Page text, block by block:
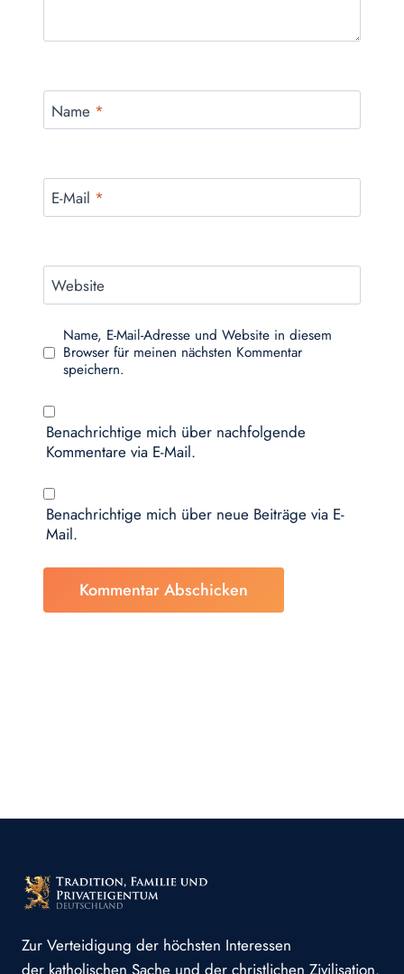
Name *
E-Mail *
Website
Name, E-Mail-Adresse und Website in diesem
Browser für meinen nächsten Kommentar
speichern.
Benachrichtige mich über nachfolgende
Kommentare via E-Mail.
Benachrichtige mich über neue Beiträge via E-
Mail.
Zur Verteidigung der höchsten Interessen